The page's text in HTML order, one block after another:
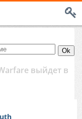
выйдет в